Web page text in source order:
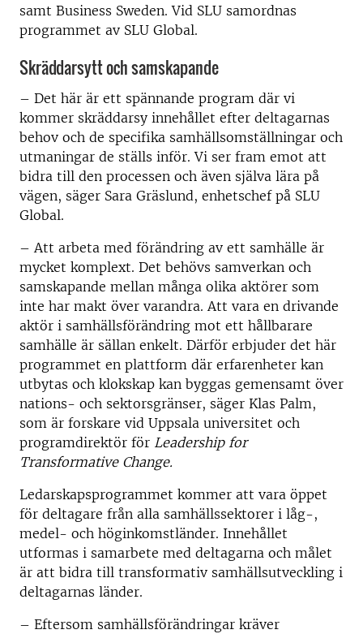
samt Business Sweden. Vid SLU samordnas
programmet av SLU Global.
Skräddarsytt och samskapande
– Det här är ett spännande program där vi
kommer skräddarsy innehållet efter deltagarnas
behov och de specifika samhällsomställningar och
utmaningar de ställs inför. Vi ser fram emot att
bidra till den processen och även själva lära på
vägen, säger Sara Gräslund, enhetschef på SLU
Global.
– Att arbeta med förändring av ett samhälle är
mycket komplext. Det behövs samverkan och
samskapande mellan många olika aktörer som
inte har makt över varandra. Att vara en drivande
aktör i samhällsförändring mot ett hållbarare
samhälle är sällan enkelt. Därför erbjuder det här
programmet en plattform där erfarenheter kan
utbytas och klokskap kan byggas gemensamt över
nations- och sektorsgränser, säger Klas Palm,
som är forskare vid Uppsala universitet och
programdirektör för Leadership for
Transformative Change.
Ledarskapsprogrammet kommer att vara öppet
för deltagare från alla samhällssektorer i låg-,
medel- och höginkomstländer. Innehållet
utformas i samarbete med deltagarna och målet
är att bidra till transformativ samhällsutveckling i
deltagarnas länder.
– Eftersom samhällsförändringar kräver